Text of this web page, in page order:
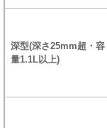
深型(深さ25mm超・容
量1.1L以上)